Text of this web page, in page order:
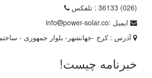
(026) 36133
: تلفکس
ایمیل :
info
power-solar.co
آدرس : کرج -جهانشهر- بلوار جمهوری -
خبرنامه چیست!